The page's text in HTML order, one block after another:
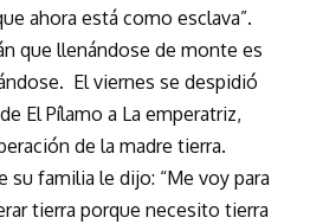
ahora está como esclava”.
que llenándose de monte es
El viernes se despidió
El Pílamo a La emperatriz,
de la madre tierra.
su familia le dijo: “Me voy para
tierra porque necesito tierra